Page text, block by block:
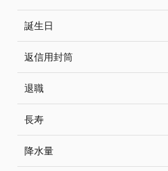
誕生日
返信用封筒
退職
長寿
降水量